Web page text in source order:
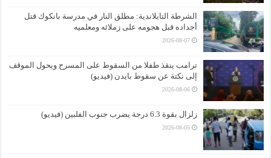
الشرطة التايلاندية: مطلق النار في مدرسة بانكوك قتل
أجداده قبل هجومه على زملائه ومعلميه
2026-08-07
ترامب ينقذ طفلا من السقوط على المسرح ويحول الموقف
إلى نكتة عن سقوط بايدن (فيديو)
2026-08-06
زلزال بقوة 6.3 درجة يضرب جنوب الفلبين (فيديو)
2026-08-05